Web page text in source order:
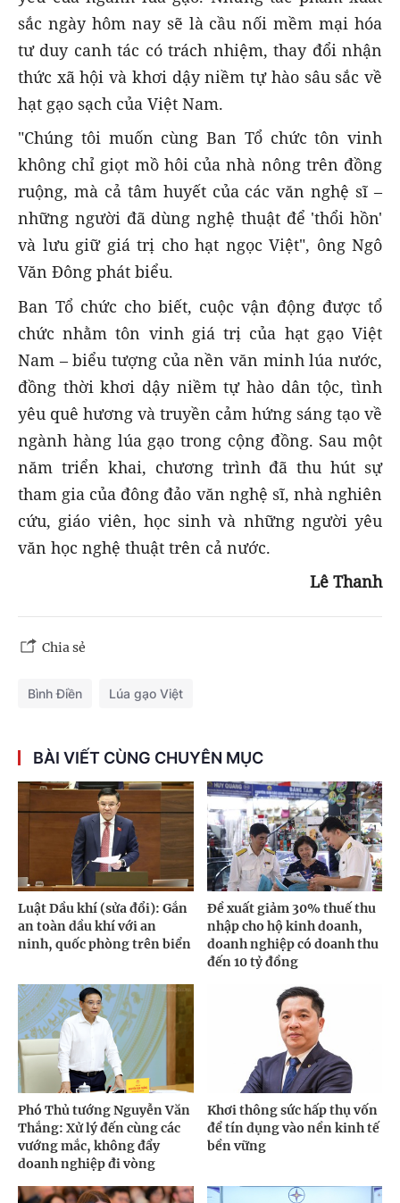
sắc ngày hôm nay sẽ là cầu nối mềm mại hóa
tư duy canh tác có trách nhiệm, thay đổi nhận
thức xã hội và khơi dậy niềm tự hào sâu sắc về
hạt gạo sạch của Việt Nam.
"Chúng tôi muốn cùng Ban Tổ chức tôn vinh
không chỉ giọt mồ hôi của nhà nông trên đồng
ruộng, mà cả tâm huyết của các văn nghệ sĩ –
những người đã dùng nghệ thuật để 'thổi hồn'
và lưu giữ giá trị cho hạt ngọc Việt", ông Ngô
Văn Đông phát biểu.
Ban Tổ chức cho biết, cuộc vận động được tổ
chức nhằm tôn vinh giá trị của hạt gạo Việt
Nam – biểu tượng của nền văn minh lúa nước,
đồng thời khơi dậy niềm tự hào dân tộc, tình
yêu quê hương và truyền cảm hứng sáng tạo về
ngành hàng lúa gạo trong cộng đồng. Sau một
năm triển khai, chương trình đã thu hút sự
tham gia của đông đảo văn nghệ sĩ, nhà nghiên
cứu, giáo viên, học sinh và những người yêu
văn học nghệ thuật trên cả nước.
Lê Thanh
Chia sẻ
Bình Điền Lúa gạo Việt
BÀI VIẾT CÙNG CHUYÊN MỤC
Luật Dầu khí (sửa đổi): Gắn
an toàn dầu khí với an
ninh, quốc phòng trên biển
Đề xuất giảm 30% thuế thu
nhập cho hộ kinh doanh,
doanh nghiệp có doanh thu
đến 10 tỷ đồng
Phó Thủ tướng Nguyễn Văn
Thắng: Xử lý đến cùng các
vướng mắc, không đẩy
doanh nghiệp đi vòng
Khơi thông sức hấp thụ vốn
để tín dụng vào nền kinh tế
bền vững